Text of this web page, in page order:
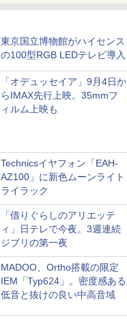
東京国立博物館がハイセンス
の100型RGB LEDテレビ導入
「オデュッセイア」9月4日か
らIMAX先行上映。35mmフ
ィルム上映も
Technicsイヤフォン「EAH-
AZ100」に新色ムーンライト
ライラック
「借りぐらしのアリエッテ
ィ」日テレで今夜。3週連続
ジブリの第一夜
MADOO、Ortho搭載の限定
IEM「Typ624」。密度感ある
低音と抜けの良い中高音域